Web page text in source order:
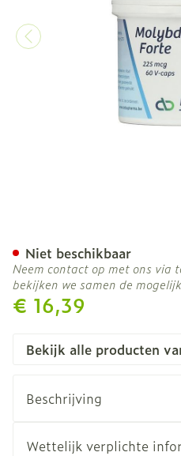
€ 16,39
Niet beschikbaar
Neem contact op met ons via
bekijken we samen de
Bekijk alle producten
Beschrijving
Wettelijk verplichte